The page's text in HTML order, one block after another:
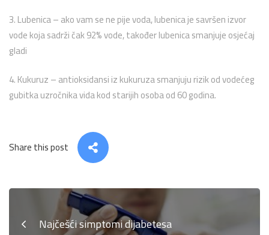
3. Lubenica – ako vam se ne pije voda, lubenica je savršen izvor
vode koja sadrži čak 92% vode, također lubenica smanjuje osjećaj
gladi
4. Kukuruz – antioksidansi iz kukuruza smanjuju rizik od vodećeg
gubitka uzročnika vida kod starijih osoba od 60 godina.
Share this post
Najčešći simptomi dijabetesa